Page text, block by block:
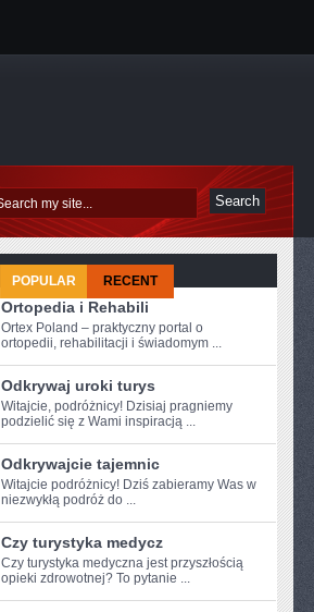
POPULAR RECENT
Ortopedia i Rehabili
Ortex Poland – praktyczny portal o
ortopedii, rehabilitacji i świadomym ...
Odkrywaj uroki turys
Witajcie, ⁣podróżnicy! Dzisiaj pragniemy
podzielić się z Wami inspiracją⁢ ...
Odkrywajcie tajemnic
Witajcie podróżnicy!⁢ Dziś ⁤zabieramy ⁢Was‍ w
niezwykłą podróż do ...
Czy turystyka medycz
Czy turystyka medyczna jest przyszłością
opieki zdrowotnej?⁣ To pytanie ...